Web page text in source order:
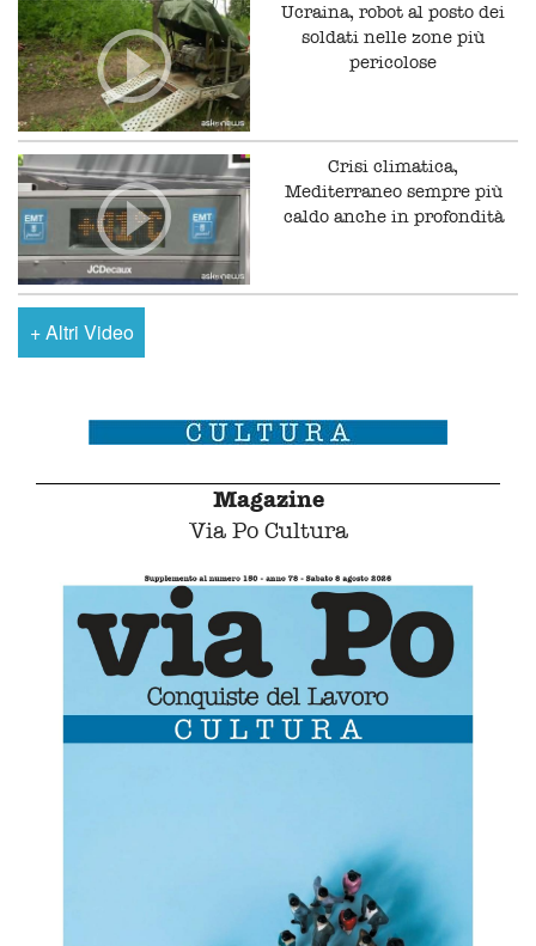
Ucraina, robot al posto dei
soldati nelle zone più
pericolose
Crisi climatica,
Mediterraneo sempre più
caldo anche in profondità
+Altri Video
Magazine
Via Po Cultura